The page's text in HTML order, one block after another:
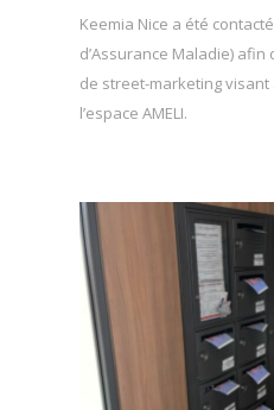
Keemia Nice a été
d’Assurance Maladie)
de street-marketing
l’espace AMELI.